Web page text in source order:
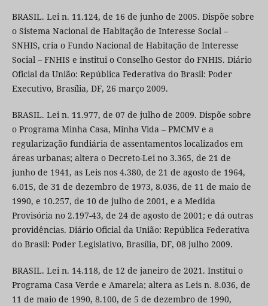
BRASIL. Lei n. 11.124, de 16 de junho de 2005. Dispõe sobre
o Sistema Nacional de Habitação de Interesse Social –
SNHIS, cria o Fundo Nacional de Habitação de Interesse
Social – FNHIS e institui o Conselho Gestor do FNHIS. Diário
Oficial da União: República Federativa do Brasil: Poder
Executivo, Brasília, DF, 26 março 2009.
BRASIL. Lei n. 11.977, de 07 de julho de 2009. Dispõe sobre
o Programa Minha Casa, Minha Vida – PMCMV e a
regularização fundiária de assentamentos localizados em
áreas urbanas; altera o Decreto-Lei no 3.365, de 21 de
junho de 1941, as Leis nos 4.380, de 21 de agosto de 1964,
6.015, de 31 de dezembro de 1973, 8.036, de 11 de maio de
1990, e 10.257, de 10 de julho de 2001, e a Medida
Provisória no 2.197-43, de 24 de agosto de 2001; e dá outras
providências. Diário Oficial da União: República Federativa
do Brasil: Poder Legislativo, Brasília, DF, 08 julho 2009.
BRASIL. Lei n. 14.118, de 12 de janeiro de 2021. Institui o
Programa Casa Verde e Amarela; altera as Leis n. 8.036, de
11 de maio de 1990, 8.100, de 5 de dezembro de 1990,